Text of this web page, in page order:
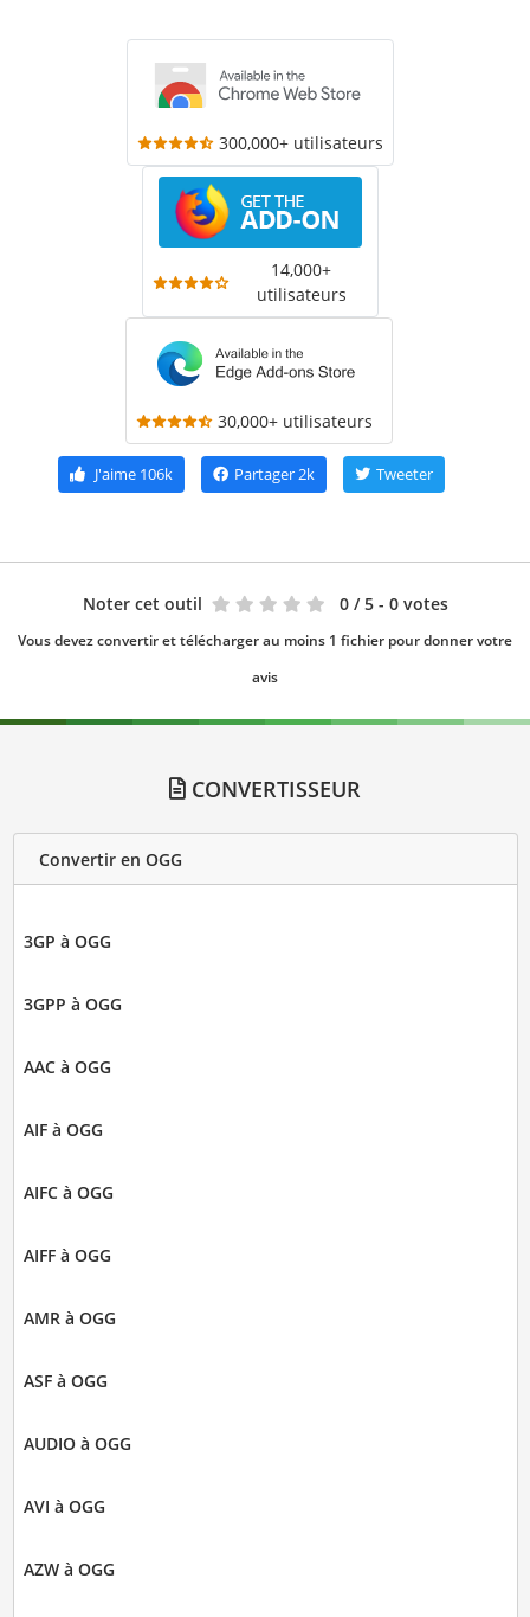
300,000+ utilisateurs
14,000+
utilisateurs
30,000+ utilisateurs
J'aime106k Partager2k Tweeter
Noter cet outil 0 / 5 - 0 votes
Vous devez convertir et télécharger au moins 1 fichier pour donner votre
avis
CONVERTISSEUR
Convertir en OGG
3GP à OGG
3GPP à OGG
AAC à OGG
AIF à OGG
AIFC à OGG
AIFF à OGG
AMR à OGG
ASF à OGG
AUDIO à OGG
AVI à OGG
AZW à OGG